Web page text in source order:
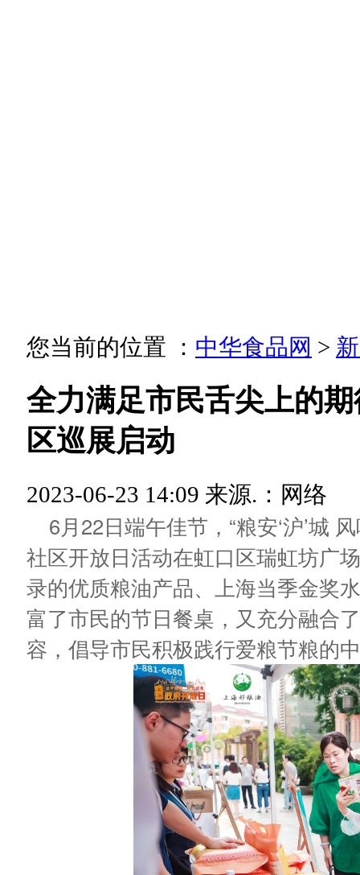
您当前的位置 ： 中华食品网 >
全力满足市民舌尖上的
区巡展启动
2023-06-23 14:09 来源.：网络
6月22日端午佳节，“粮安‘沪’城
社区开放日活动在虹口区瑞虹坊广
录的优质粮油产品、上海当季金奖
富了市民的节日餐桌，又充分融合
容，倡导市民积极践行爱粮节粮的